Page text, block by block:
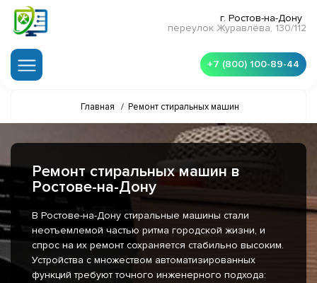
г. Ростов-на-Дону
переулок Журавлёва, 130/112
+7 (800) 100-89-44
Главная / Ремонт стиральных машин
Ремонт стиральных машин в
Ростове-на-Дону
В Ростове-на-Дону стиральные машины стали
неотъемлемой частью ритма городской жизни, и
спрос на их ремонт сохраняется стабильно высоким.
Устройства с множеством автоматизированных
функций требуют точного инженерного подхода: